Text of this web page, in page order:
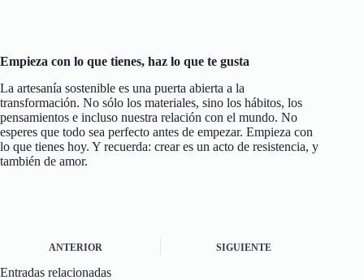
Empieza con lo que tienes, haz lo que te gusta
La artesanía sostenible es una puerta abierta a la
transformación. No sólo los materiales, sino los hábitos, los
pensamientos e incluso nuestra relación con el mundo. No
esperes que todo sea perfecto antes de empezar. Empieza con
lo que tienes hoy. Y recuerda: crear es un acto de resistencia, y
también de amor.
ANTERIOR SIGUIENTE
Entradas relacionadas